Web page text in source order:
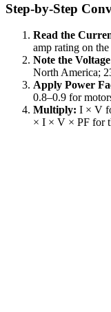
Step-by-Step
Read the
amp rating on
Note the
North America;
Apply Power
0.8–0.9 for
Multiply: I × V
× I × V × PF for